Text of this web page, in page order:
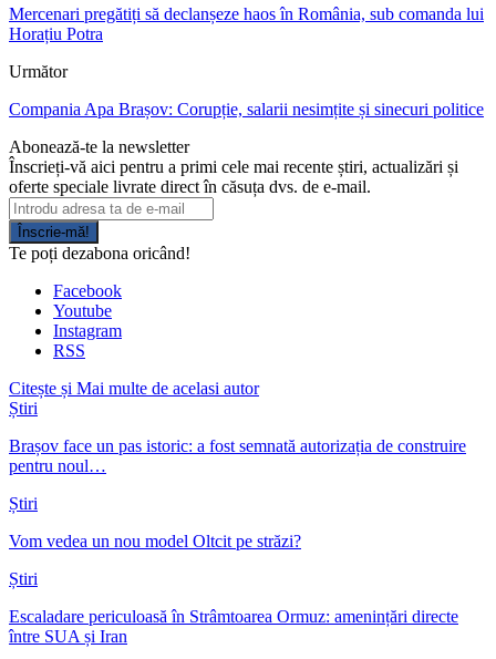
Mercenari pregătiți să declanșeze haos în România, sub comanda lui
Horațiu Potra
Următor
Compania Apa Brașov: Corupție, salarii nesimțite și sinecuri politice
Abonează-te la newsletter
Înscrieți-vă aici pentru a primi cele mai recente știri, actualizări și
oferte speciale livrate direct în căsuța dvs. de e-mail.
Înscrie-mă!
Te poți dezabona oricând!
Facebook
Youtube
Instagram
RSS
Citește și Mai multe de acelasi autor
Știri
Brașov face un pas istoric: a fost semnată autorizația de construire
pentru noul…
Știri
Vom vedea un nou model Oltcit pe străzi?
Știri
Escaladare periculoasă în Strâmtoarea Ormuz: amenințări directe
între SUA și Iran